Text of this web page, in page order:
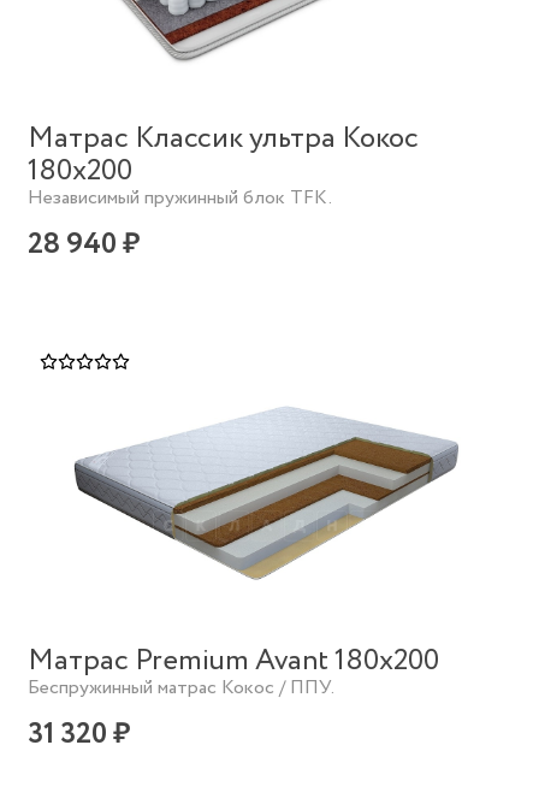
Матрас Классик ультра Кокос
180х200
Независимый пружинный блок TFK.
28 940 ₽
Матрас Premium Avant 180х200
Беспружинный матрас Кокос / ППУ.
31 320 ₽